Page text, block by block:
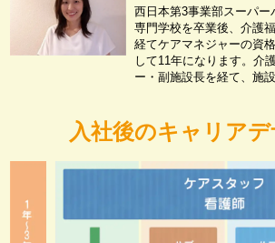
西日本第3事業部スーパー
専門学校を卒業後、介護
経てケアマネジャーの資
して11年になります。介
ー・副施設長を経て、施
入社後のキャリア